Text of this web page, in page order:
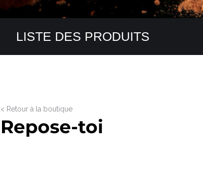
LISTE DES PRODUITS
< Retour à la boutique
Repose-toi